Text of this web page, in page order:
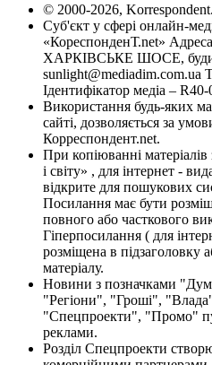
© 2000-2026,
Суб'єкт у сфері онлайн-
«КореспонденТ.net»
ХАРКІВСЬКЕ ШОСЕ,
sunlight@mediadim.com.ua
Ідентифікатор медіа –
Використання будь-яких
сайті, дозволяється за
Корреспондент.net.
При копіюванні
і світу» , для інтернет -
відкрите для пошукових
Посилання має бути
повного або часткового
Гіперпосилання ( для
розміщена в підзаголовку
матеріалу.
Новини з позначками
"Регіони", "Гроші",
"Спецпроекти", "Промо"
реклами.
Розділ Спецпроекти